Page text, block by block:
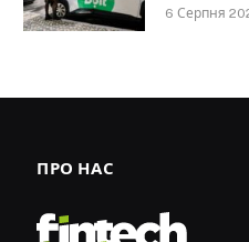
6 Серпня
ПРО НАС